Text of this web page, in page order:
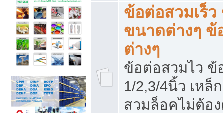
ข้อต่อสวมเร็
ขนาดต่างๆ ข้
ต่างๆ
ข้อต่อสวมไว ข้
1/2,3/4นิ้ว เหล็
สวมล็อคไม่ต้อ